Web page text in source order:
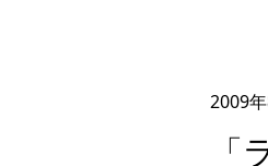
2009年